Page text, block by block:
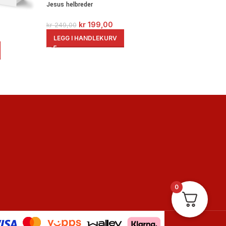
Jesus helbreder
kr249,00 kr199,00
LEGG I HANDLEKURV
0